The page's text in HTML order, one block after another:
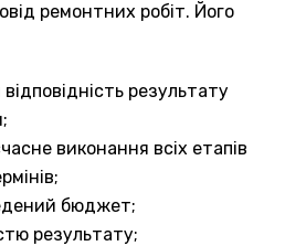
ремонтних робіт. Його
результату
виконання всіх етапів
бюджет;
результату;